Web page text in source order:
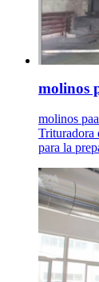
molinos
molinos
Trituradora
para la